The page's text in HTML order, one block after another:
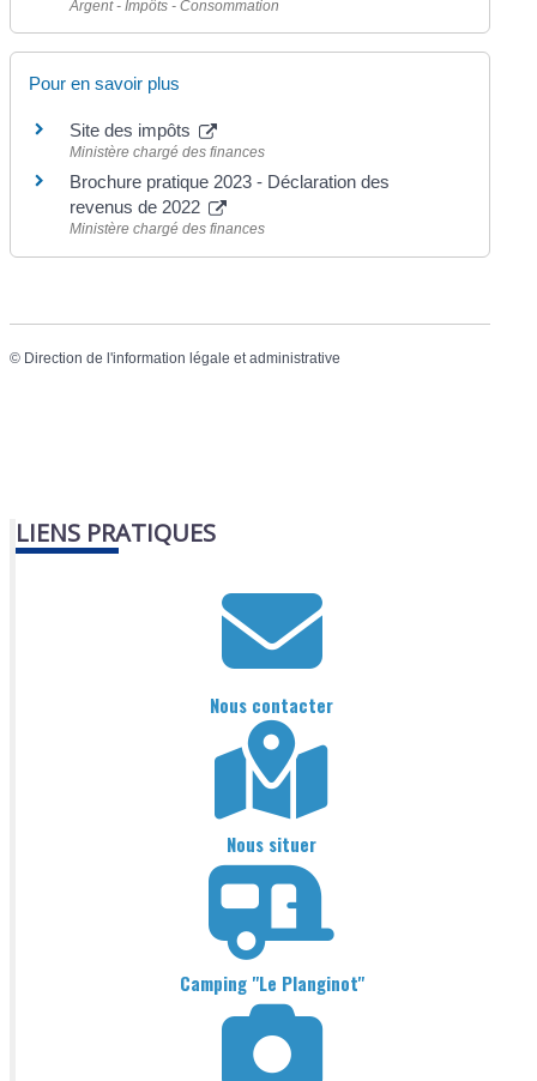
Argent - Impôts - Consommation
Pour en savoir plus
Site des impôts
Ministère chargé des finances
Brochure pratique 2023 - Déclaration des
revenus de 2022
Ministère chargé des finances
© Direction de l'information légale et administrative
LIENS PRATIQUES
Nous contacter
Nous situer
Camping "Le Planginot"